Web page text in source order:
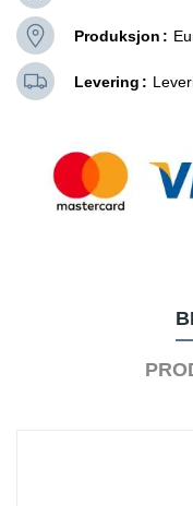
Produksjon
Levering